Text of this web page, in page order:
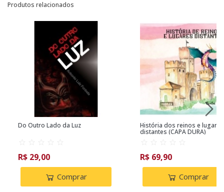
Produtos relacionados
Do Outro Lado da Luz
R$ 29,00
Comprar
História dos reinos e lugares
distantes (CAPA DURA)
R$ 69,90
Comprar